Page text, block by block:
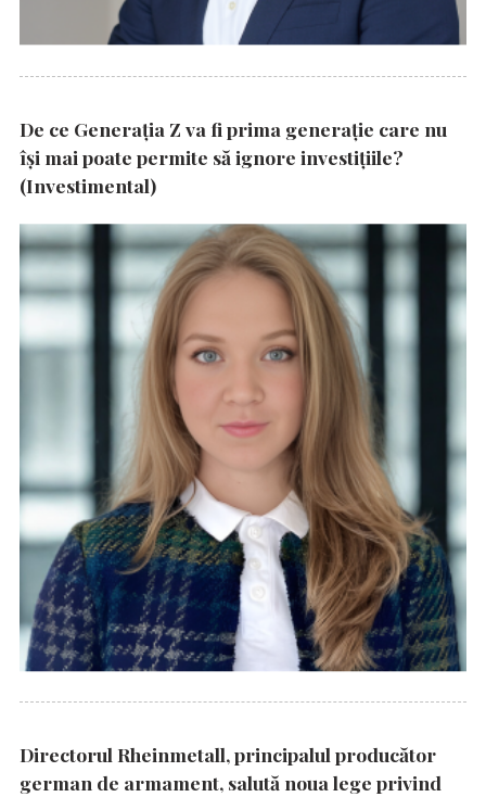
De ce Generația Z va fi prima generație care nu
își mai poate permite să ignore investițiile?
(Investimental)
Directorul Rheinmetall, principalul producător
german de armament, salută noua lege privind